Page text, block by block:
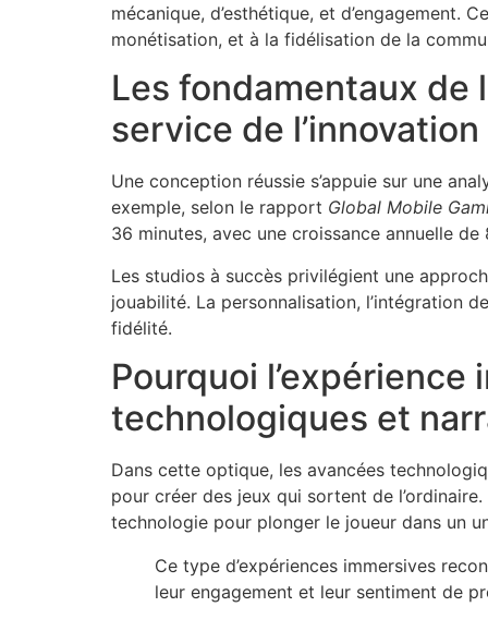
mécanique, d’esthétique, et d’engagement.
monétisation, et à la fidélisation de la
Les fondamentaux de
service de l’innovation
Une conception réussie s’appuie sur une
exemple, selon le rapport Global Mobile
36 minutes, avec une croissance annuelle
Les studios à succès privilégient une
jouabilité. La personnalisation, l’intégration
fidélité.
Pourquoi
technologiques et
Dans cette optique, les avancées
pour créer des jeux qui sortent de
technologie pour plonger le joueur dans un
Ce type d’expériences immersives
leur engagement et leur sentiment de